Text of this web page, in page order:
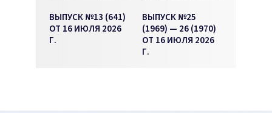
ВЫПУСК №13 (641)
ОТ 16 ИЮЛЯ 2026
Г.
ВЫПУСК №25
(1969) — 26 (1970)
ОТ 16 ИЮЛЯ 2026
Г.